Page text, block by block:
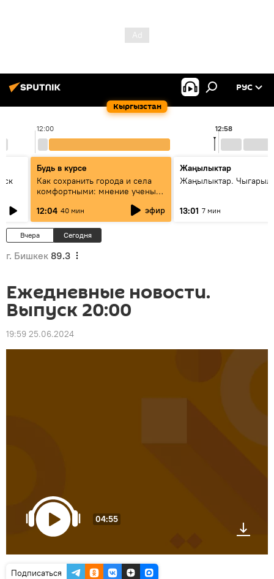
Кыргызстан
РУС
12:00 12:58
Будь в курсе
Как сохранить города и села
комфортными: мнение ученых
12:04 40 мин эфир
Жаңылыктар
Жаңылыктар.
13:01 7 мин
Вчера Сегодня
г. Бишкек 89.3
Ежедневные новости.
Выпуск 20:00
19:59 25.06.2024
04:55
Подписаться